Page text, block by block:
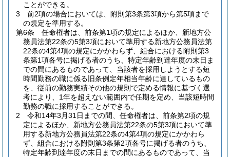
ことができる。
3
前2項の場合においては、附則第3条第3項から第5項まで
の規定を準用する。
第6条
任命権者は、前条第1項の規定によるほか、新地方公
務員法第22条の5第3項において準用する新地方公務員法第
22条の4第4項の規定にかかわらず、組合における附則第3
条第1項各号に掲げる者のうち、特定年齢到達年度の末日ま
での間にあるものであって、当該者を採用しようとする短
時間勤務の職に係る旧条例定年相当年齢に達しているもの
を、従前の勤務実績その他の規則で定める情報に基づく選
考により、1年を超えない範囲内で任期を定め、当該短時間
勤務の職に採用することができる。
2
令和14年3月31日までの間、任命権者は、前条第2項の規
定によるほか、新地方公務員法第22条の5第3項において準
用する新地方公務員法第22条の4第4項の規定にかかわら
ず、組合における附則第3条第2項各号に掲げる者のうち、
特定年齢到達年度の末日までの間にあるものであって、当